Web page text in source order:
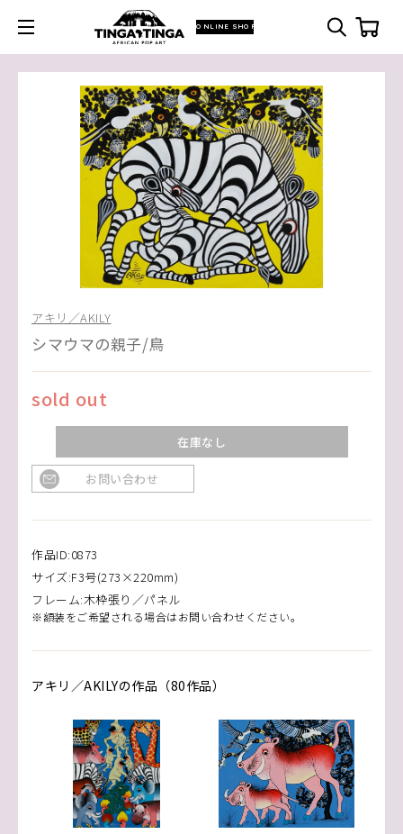
ONLINE SHOP
アキリ／AKILY
シマウマの親子/鳥
sold out
在庫なし
お問い合わせ
作品ID:0873
サイズ:F3号(273×220mm)
フレーム:木枠張り／パネル
※額装をご希望される場合はお問い合わせください。
アキリ／AKILYの作品（80作品）